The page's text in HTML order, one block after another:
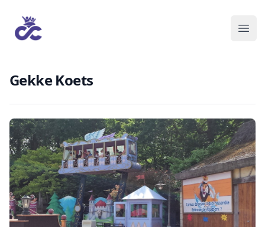
Gekke Koets